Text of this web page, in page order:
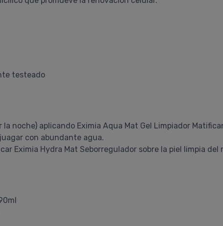
testeado
noche) aplicando Eximia Aqua Mat Gel Limpiador
con abundante agua.
Eximia Hydra Mat Seborregulador sobre la piel limpia